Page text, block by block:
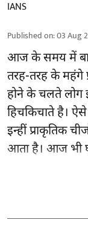
IANS
Published on:03 Aug
आज के समय में
तरह-तरह के महंगे
होने के चलते लोग
हिचकिचाते है।
इन्हीं प्राकृतिक
आता है। आज भी